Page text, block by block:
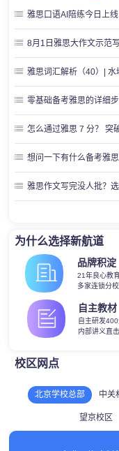
雅思口语AI陪练今日上
8月1日雅思大作文示范
雅思词汇解析（40）| 水
零基础备考雅思的详细步
怎么通过雅思 7 分？ 突
想问一下有什么备考雅思
为什么选择新航道
品牌积淀
21年良心教
多家连锁分
自主教材
自主研发
内部讲义直
校区网点
北京学校总部 中关
望京校区